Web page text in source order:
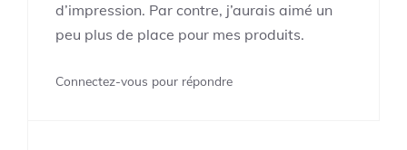
d’impression. Par contre, j’aurais aimé un
peu plus de place pour mes produits.
Connectez-vous pour répondre